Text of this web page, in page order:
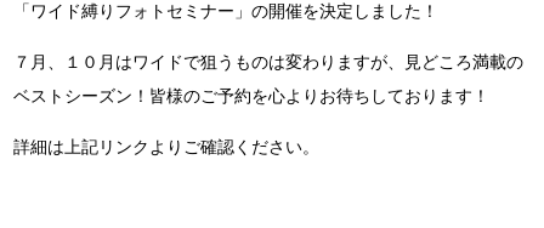
「ワイド縛りフォトセミナー」の開催を決定しました！
７月、１０月はワイドで狙うものは変わりますが、見どころ満載の
ベストシーズン！皆様のご予約を心よりお待ちしております！
詳細は上記リンクよりご確認ください。